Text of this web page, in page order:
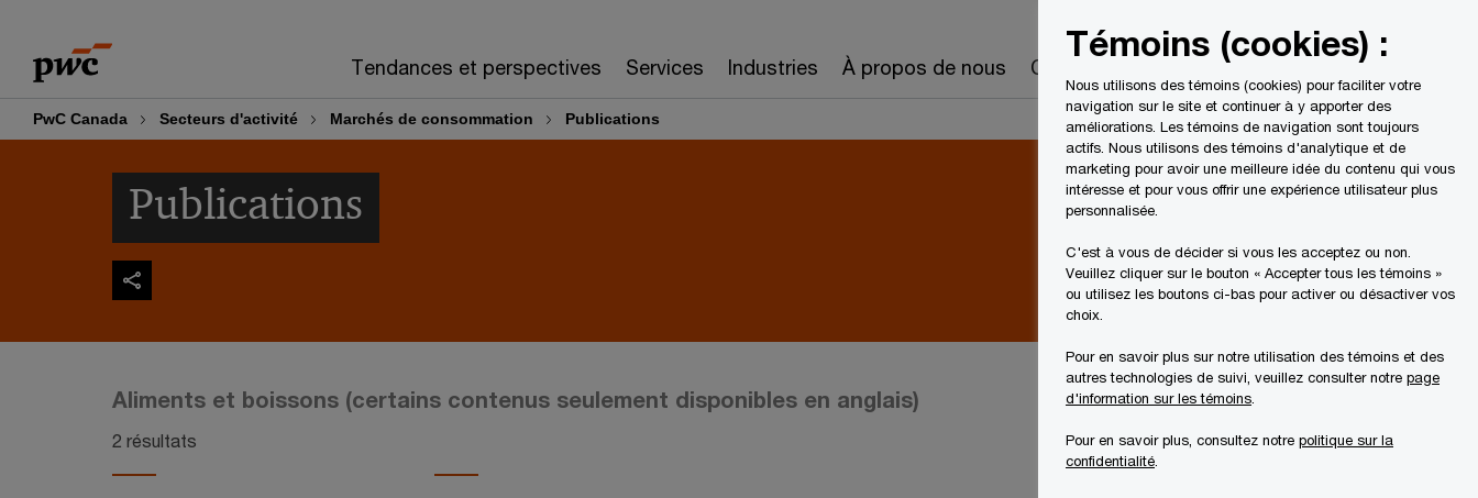
content
footer
Tendances et perspectives Services Industries À propos de nous Carrières Recherche
PwC Canada Secteurs d'activité Marchés de consommation Publications
Publications
Aliments et boissons (certains contenus seulement disponibles en anglais)
2 résultats
Témoins (cookies) :
Nous utilisons des témoins (cookies) pour faciliter votre
navigation sur le site et continuer à y apporter des
améliorations. Les témoins de navigation sont toujours
actifs. Nous utilisons des témoins d'analytique et de
marketing pour avoir une meilleure idée du contenu qui vous
intéresse et pour vous offrir une expérience utilisateur plus
personnalisée.
C'est à vous de décider si vous les acceptez ou non.
Veuillez cliquer sur le bouton « Accepter tous les témoins »
ou utilisez les boutons ci-bas pour activer ou désactiver vos
choix.
Pour en savoir plus sur notre utilisation des témoins et des
autres technologies de suivi, veuillez consulter notre page
d'information sur les témoins
Pour en savoir plus, consultez notre politique sur la
confidentialité